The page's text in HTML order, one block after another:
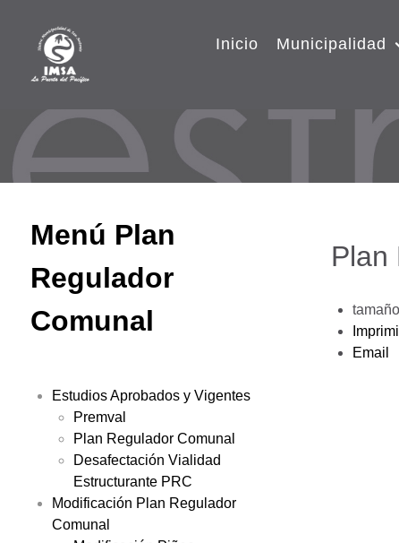
Inicio Municipalidad
Menú Plan
Regulador
Comunal
Estudios Aprobados y Vigentes
Premval
Plan Regulador Comunal
Desafectación Vialidad
Estructurante PRC
Modificación Plan Regulador
Comunal
Plan
Email